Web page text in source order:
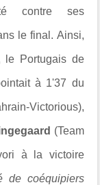
contre ses
le final. Ainsi,
Portugais de
à 1'37 du
Victorious),
(Team
à la victoire
de coéquipiers